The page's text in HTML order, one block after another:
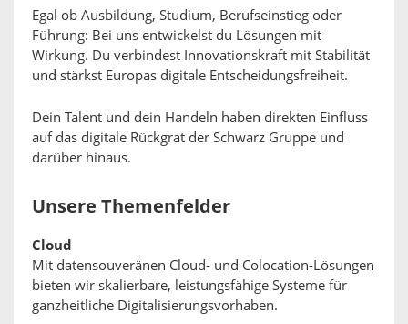
Egal ob Ausbildung, Studium, Berufseinstieg oder
Führung: Bei uns entwickelst du Lösungen mit
Wirkung. Du verbindest Innovationskraft mit Stabilität
und stärkst Europas digitale Entscheidungsfreiheit.
Dein Talent und dein Handeln haben direkten Einfluss
auf das digitale Rückgrat der Schwarz Gruppe und
darüber hinaus.
Unsere Themenfelder
Cloud
Mit datensouveränen Cloud- und Colocation-Lösungen
bieten wir skalierbare, leistungsfähige Systeme für
ganzheitliche Digitalisierungsvorhaben.